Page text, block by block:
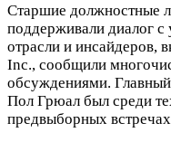
Старшие должностные
поддерживали диалог с
отрасли и инсайдеров,
Inc., сообщили
обсуждениями.
Пол Грюал был среди
предвыборных